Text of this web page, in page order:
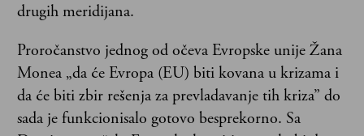
drugih meridijana.
Proročanstvo jednog od očeva Evropske unije Žana
Monea „da će Evropa (EU) biti kovana u krizama i
da će biti zbir rešenja za prevladavanje tih kriza” do
sada je funkcionisalo gotovo besprekorno. Sa